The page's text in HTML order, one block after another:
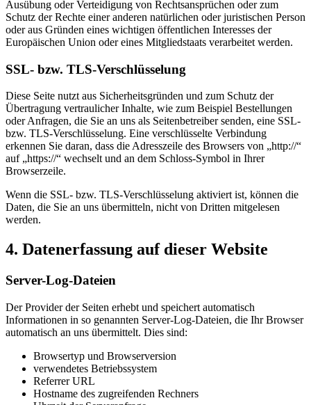
Ausübung oder Verteidigung von Rechtsansprüchen oder zum
Schutz der Rechte einer anderen natürlichen oder juristischen Person
oder aus Gründen eines wichtigen öffentlichen Interesses der
Europäischen Union oder eines Mitgliedstaats verarbeitet werden.
SSL- bzw. TLS-Verschlüsselung
Diese Seite nutzt aus Sicherheitsgründen und zum Schutz der
Übertragung vertraulicher Inhalte, wie zum Beispiel Bestellungen
oder Anfragen, die Sie an uns als Seitenbetreiber senden, eine SSL-
bzw. TLS-Verschlüsselung. Eine verschlüsselte Verbindung
erkennen Sie daran, dass die Adresszeile des Browsers von „http://“
auf „https://“ wechselt und an dem Schloss-Symbol in Ihrer
Browserzeile.
Wenn die SSL- bzw. TLS-Verschlüsselung aktiviert ist, können die
Daten, die Sie an uns übermitteln, nicht von Dritten mitgelesen
werden.
4. Datenerfassung auf dieser Website
Server-Log-Dateien
Der Provider der Seiten erhebt und speichert automatisch
Informationen in so genannten Server-Log-Dateien, die Ihr Browser
automatisch an uns übermittelt. Dies sind:
Browsertyp und Browserversion
verwendetes Betriebssystem
Referrer URL
Hostname des zugreifenden Rechners